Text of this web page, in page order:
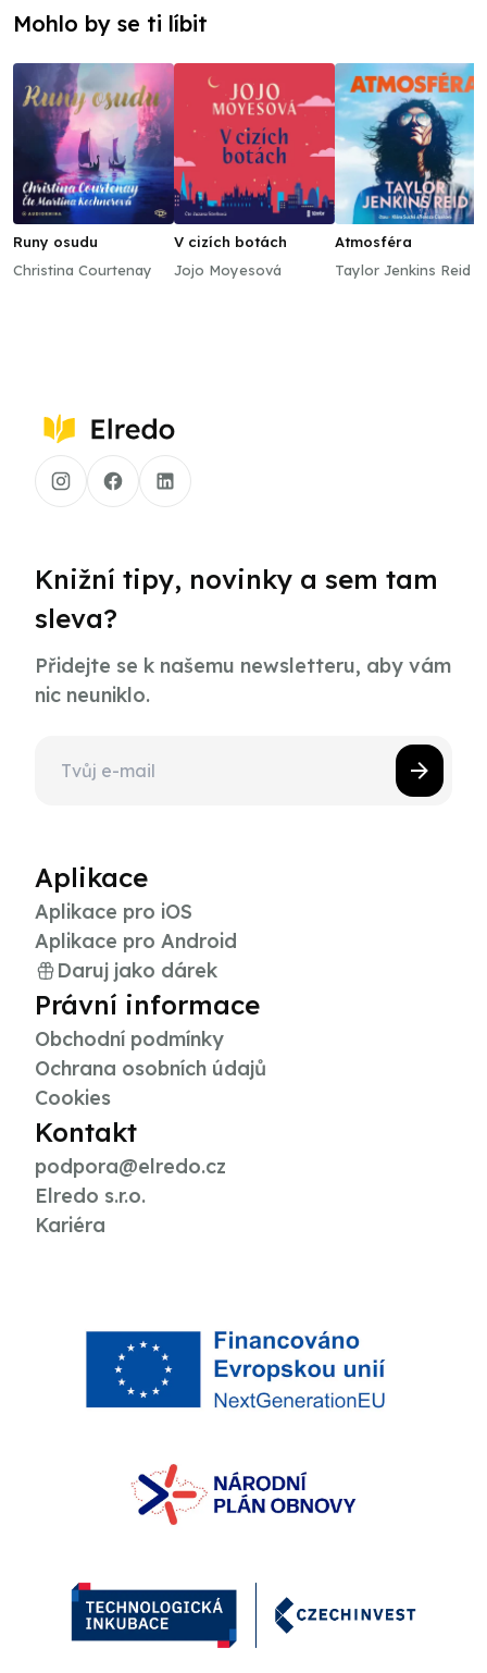
Mohlo by se ti líbit
Runy osudu
Christina Courtenay
V cizích botách
Jojo Moyesová
Atmosféra
Taylor Jenkins Reid
Knižní tipy, novinky a sem tam
sleva?
Přidejte se k našemu newsletteru, aby vám
nic neuniklo.
Aplikace
Aplikace pro iOS
Aplikace pro Android
Daruj jako dárek
Právní informace
Obchodní podmínky
Ochrana osobních údajů
Cookies
Kontakt
podpora@elredo.cz
Elredo s.r.o.
Kariéra